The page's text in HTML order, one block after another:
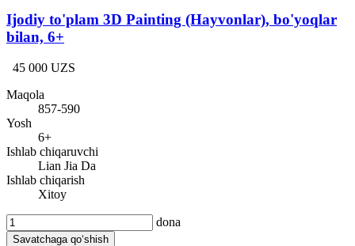
Ijodiy to'plam 3D Painting (Hayvonlar), bo'yoqlar
bilan, 6+
45 000 UZS
Maqola
857-590
Yosh
6+
Ishlab chiqaruvchi
Lian Jia Da
Ishlab chiqarish
Xitoy
dona
Savatchaga qo‘shish